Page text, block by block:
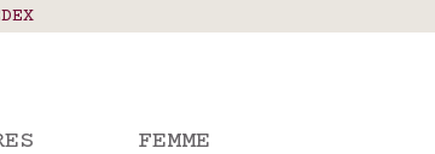
le 26 août
Portugal et Espagne
FEMME